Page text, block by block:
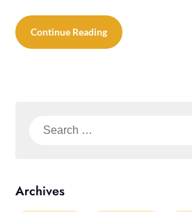
Continue Reading
Search
Archives